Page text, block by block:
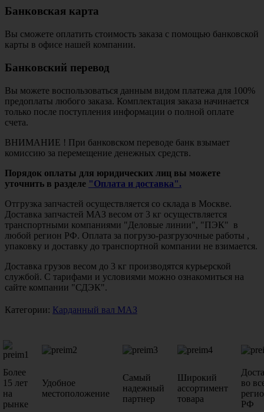
Банковская карта
Вы сможете оплатить стоимость заказа с помощью банковской
карты в офисе нашей компании.
Банковский перевод
Вы можете воспользоваться данным видом платежа для 100%
предоплаты любого заказа. Комплектация заказа начинается
только после поступления информации о полной оплате
счета.
ВНИМАНИЕ ! При банковском переводе банк взымает
комиссию за перемещение денежных средств.
Порядок оплаты для юридических лиц вы можете
уточнить в разделе "Оплата и доставка".
Отгрузка запчастей осуществляется со склада в Москве.
Доставка запчастей МАЗ весом от 3 кг осуществляется
транспортными компаниями "Деловые линии", "ПЭК" в
любой регион РФ. Оплата за погрузо-разгрузочные работы ,
упаковку и доставку до транспортной компании не взимается.
Доставка грузов весом до 3 кг производятся курьерской
службой. С тарифами и условиями можно ознакомиться на
сайте компании "СДЭК".
Категории: Карданный вал МАЗ
Более
15 лет
на
рынке
Удобное
местоположение
Самый
надежный
партнер
Широкий
ассортимент
товара
во
РФ